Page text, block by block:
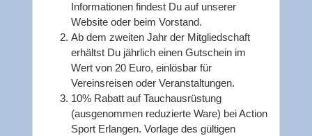
Informationen findest Du auf unserer
Website oder beim Vorstand.
Ab dem zweiten Jahr der Mitgliedschaft
erhältst Du jährlich einen Gutschein im
Wert von 20 Euro, einlösbar für
Vereinsreisen oder Veranstaltungen.
10% Rabatt auf Tauchausrüstung
(ausgenommen reduzierte Ware) bei Action
Sport Erlangen. Vorlage des gültigen